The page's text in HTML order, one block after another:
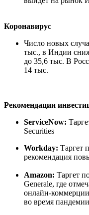
Коронавирус
Число новых
тыс., в Индии
до 35,6 тыс. В
14 тыс.
Рекомендации
ServiceNow:
Securities
Workday: Таргет
рекомендация
Amazon: Таргет
Generale, где
онлайн-
во время пандемии